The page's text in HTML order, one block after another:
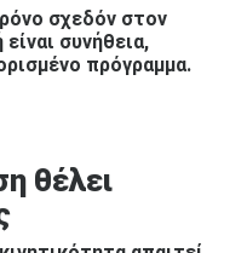
σχεδόν στον
συνήθεια,
πρόγραμμα.
θέλει